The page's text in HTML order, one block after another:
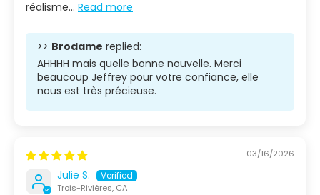
réalisme... Read more
>> Brodame replied:
AHHHH mais quelle bonne nouvelle. Merci
beaucoup Jeffrey pour votre confiance, elle
nous est très précieuse.
03/16/2026
Julie S.
Trois-Rivières, CA